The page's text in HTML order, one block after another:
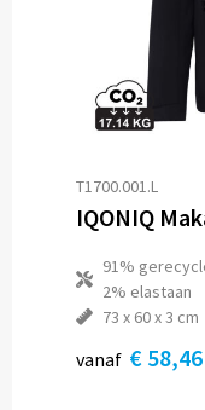
T1700.001.L
91%
2% elastaan
73 x 60 x 3 cm
vanaf € 58,46